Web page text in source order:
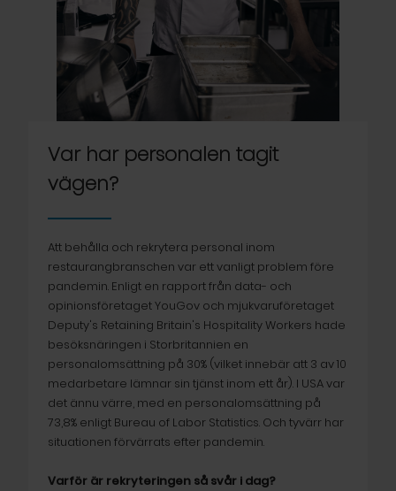
Var har personalen tagit
vägen?
Att behålla och rekrytera personal inom
restaurangbranschen var ett vanligt problem före
pandemin. Enligt en rapport från data- och
opinionsföretaget YouGov och mjukvaruföretaget
Deputy's Retaining Britain's Hospitality Workers hade
besöksnäringen i Storbritannien en
personalomsättning på 30% (vilket innebär att 3 av 10
medarbetare lämnar sin tjänst inom ett år). I USA var
det ännu värre, med en personalomsättning på
73,8% enligt Bureau of Labor Statistics. Och tyvärr har
situationen förvärrats efter pandemin.
Varför är rekryteringen så svår i dag?